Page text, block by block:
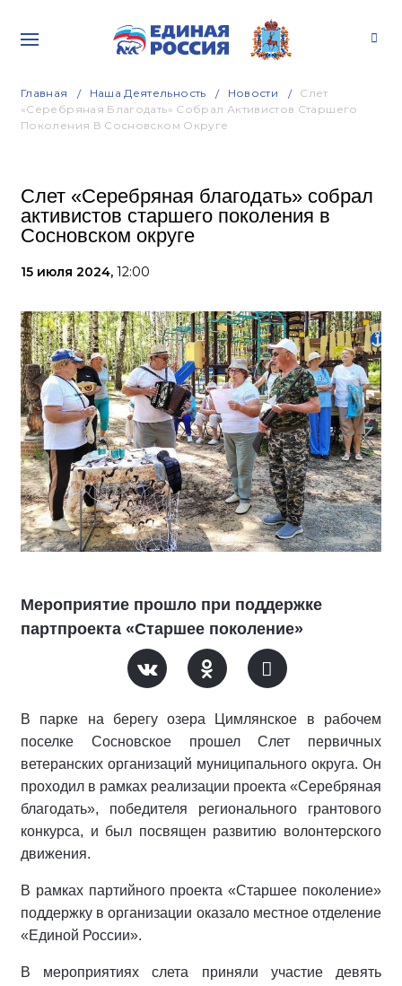
Главная Наша Деятельность Новости
Слет
«Серебряная Благодать» Собрал Активистов Старшего
Поколения В Сосновском Округе
Слет «Серебряная благодать» собрал
активистов старшего поколения в
Сосновском округе
15 июля 2024, 12:00
Мероприятие прошло при поддержке
партпроекта «Старшее поколение»
В парке на берегу озера Цимлянское в рабочем
поселке Сосновское прошел Слет первичных
ветеранских организаций муниципального округа. Он
проходил в рамках реализации проекта «Серебряная
благодать», победителя регионального грантового
конкурса, и был посвящен развитию волонтерского
движения.
В рамках партийного проекта «Старшее поколение»
поддержку в организации оказало местное отделение
«Единой России».
В мероприятиях слета приняли участие девять